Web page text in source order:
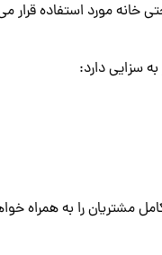
مورد استفاده قرار
مشتریان را به همراه